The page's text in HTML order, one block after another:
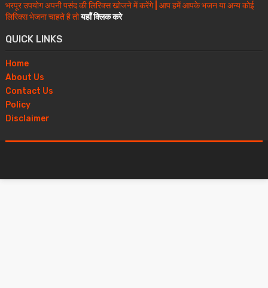
भरपूर उपयोग अपनी पसंद की लिरिक्स खोजने में करेंगे | आप हमें आपके भजन या अन्य कोई
लिरिक्स भेजना चाहते है तोयहाँ क्लिक करे
QUICK LINKS
Home
About Us
Contact Us
Policy
Disclaimer